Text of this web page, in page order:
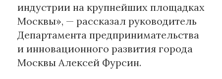
индустрии на крупнейших площадках
Москвы», — рассказал руководитель
Департамента предпринимательства
и инновационного развития города
Москвы Алексей Фурсин.